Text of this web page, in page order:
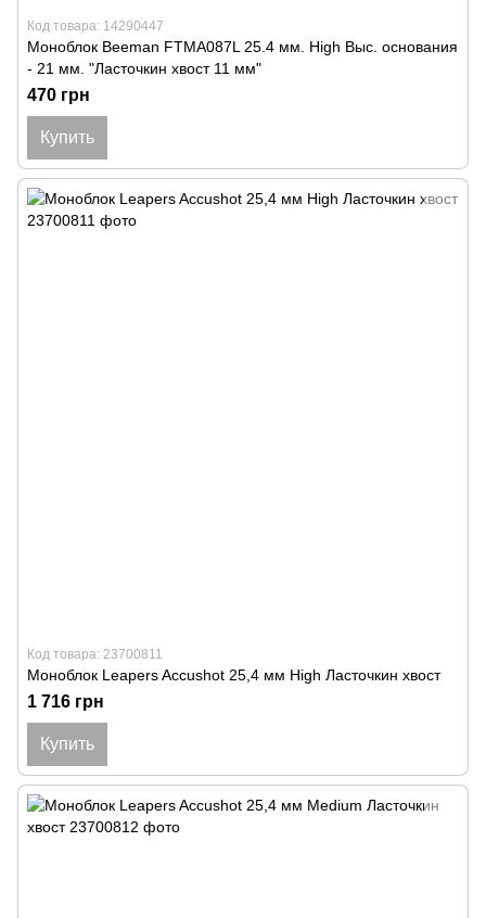
Код товара: 14290447
Моноблок Beeman FTMA087L 25.4 мм. High Выс. основания
- 21 мм. "Ласточкин хвост 11 мм"
470 грн
Купить
Код товара: 23700811
Моноблок Leapers Accushot 25,4 мм High Ласточкин хвост
1 716 грн
Купить